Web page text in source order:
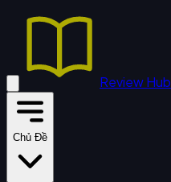
Review Hub
Chủ Đề